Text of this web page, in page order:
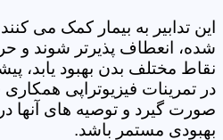
این تدابیر به بیمار کمک می
شده، انعطاف پذیرتر شوند و
نقاط مختلف بدن بهبود یابد،
در تمرینات فیزیوتراپی همکاری
صورت گیرد و توصیه های آنها در
بهبودی مستمر باشد.